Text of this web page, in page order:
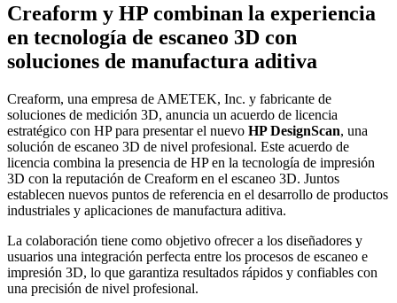
Creaform y HP combinan la experiencia
en tecnología de escaneo 3D con
soluciones de manufactura aditiva
Creaform, una empresa de AMETEK, Inc. y fabricante de
soluciones de medición 3D, anuncia un acuerdo de licencia
estratégico con HP para presentar el nuevo HP DesignScan, una
solución de escaneo 3D de nivel profesional. Este acuerdo de
licencia combina la presencia de HP en la tecnología de impresión
3D con la reputación de Creaform en el escaneo 3D. Juntos
establecen nuevos puntos de referencia en el desarrollo de productos
industriales y aplicaciones de manufactura aditiva.
La colaboración tiene como objetivo ofrecer a los diseñadores y
usuarios una integración perfecta entre los procesos de escaneo e
impresión 3D, lo que garantiza resultados rápidos y confiables con
una precisión de nivel profesional.